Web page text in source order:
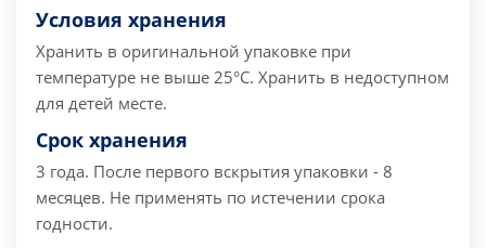
Условия хранения
Хранить в оригинальной упаковке при
температуре не выше 25°С. Хранить в недоступном
для детей месте.
Срок хранения
3 года. После первого вскрытия упаковки - 8
месяцев. Не применять по истечении срока
годности.